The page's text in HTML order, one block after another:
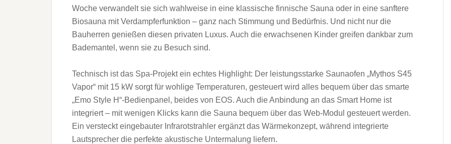
Woche verwandelt sie sich wahlweise in eine klassische finnische Sauna oder in eine sanftere
Biosauna mit Verdampferfunktion – ganz nach Stimmung und Bedürfnis. Und nicht nur die
Bauherren genießen diesen privaten Luxus. Auch die erwachsenen Kinder greifen dankbar zum
Bademantel, wenn sie zu Besuch sind.
Technisch ist das Spa-Projekt ein echtes Highlight: Der leistungsstarke Saunaofen „Mythos S45
Vapor“ mit 15 kW sorgt für wohlige Temperaturen, gesteuert wird alles bequem über das smarte
„Emo Style H“-Bedienpanel, beides von EOS. Auch die Anbindung an das Smart Home ist
integriert – mit wenigen Klicks kann die Sauna bequem über das Web-Modul gesteuert werden.
Ein versteckt eingebauter Infrarotstrahler ergänzt das Wärmekonzept, während integrierte
Lautsprecher die perfekte akustische Untermalung liefern.